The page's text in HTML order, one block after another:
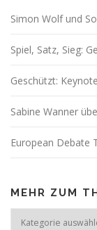
Simon Wolf und
Spiel, Satz, Sieg:
Geschützt:
Sabine Wanner
European Debate
MEHR ZUM